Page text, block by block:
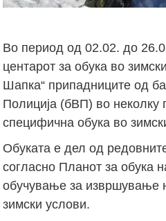
Во период од 02.02. до
центарот за обука во
Шапка“ припадниците од
Полиција (бВП) во неколку
специфична обука во
Обуката е дел од
согласно Планот за обука
обучување за извршување
зимски услови.